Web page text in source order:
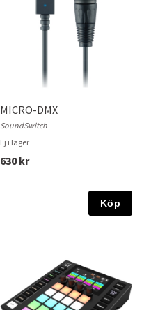
MICRO-DMX
SoundSwitch
Ej i lager
630 kr
Köp